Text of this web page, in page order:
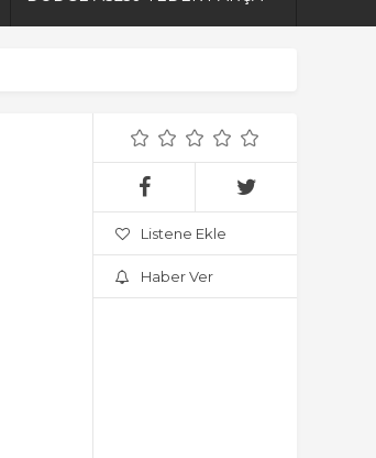
Listene Ekle
Haber Ver